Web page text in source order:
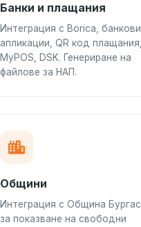
Банки и плащания
Интеграция с Borica, банкови
апликации, QR код плащания,
MyPOS, DSK. Генериране на
файлове за НАП.
Общини
Интеграция с Община Бургас
за показване на свободни